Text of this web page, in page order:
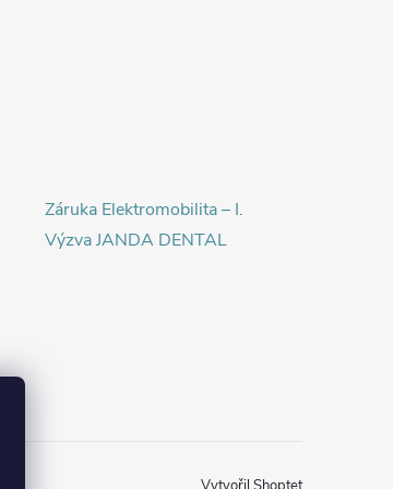
Záruka Elektromobilita – I.
Výzva JANDA DENTAL